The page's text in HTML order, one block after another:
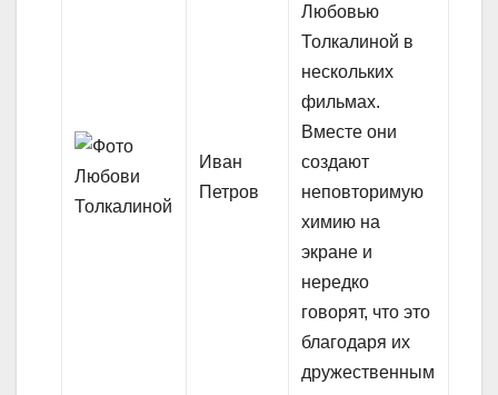
Иван
Петров
Любовью
Толкалиной в
нескольких
фильмах.
Вместе они
создают
неповторимую
химию на
экране и
нередко
говорят, что это
благодаря их
дружественным